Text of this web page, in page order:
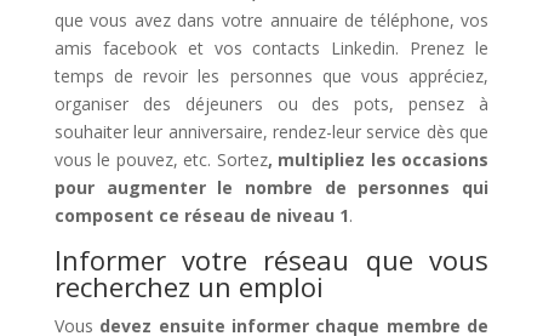
que vous avez dans votre annuaire de téléphone, vos
amis facebook et vos contacts Linkedin. Prenez le
temps de revoir les personnes que vous appréciez,
organiser des déjeuners ou des pots, pensez à
souhaiter leur anniversaire, rendez-leur service dès que
vous le pouvez, etc. Sortez, multipliez les occasions
pour augmenter le nombre de personnes qui
composent ce réseau de niveau 1.
Informer votre réseau que vous
recherchez un emploi
Vous devez ensuite informer chaque membre de